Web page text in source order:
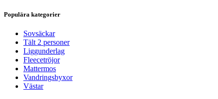
Populära kategorier
Sovsäckar
Tält 2 personer
Liggunderlag
Fleecetröjor
Mattermos
Vandringsbyxor
Västar